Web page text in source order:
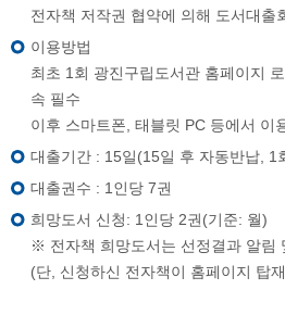
전자책 저작권 협약에 의해 도서대출
이용방법
최초 1회 광진구립도서관 홈페이지
속 필수
이후 스마트폰, 태블릿 PC 등에서 이
대출기간 : 15일(15일 후 자동반납, 1
대출권수 : 1인당 7권
희망도서 신청: 1인당 2권(기준: 월)
※ 전자책 희망도서는 선정결과 알림
(단, 신청하신 전자책이 홈페이지 탑